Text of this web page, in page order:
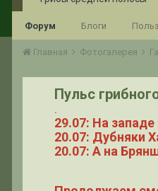
Форум Блоги
Главная Фотогалерея
Пульс
.
29.07: На
20.07: Дубняки
20.07: А на